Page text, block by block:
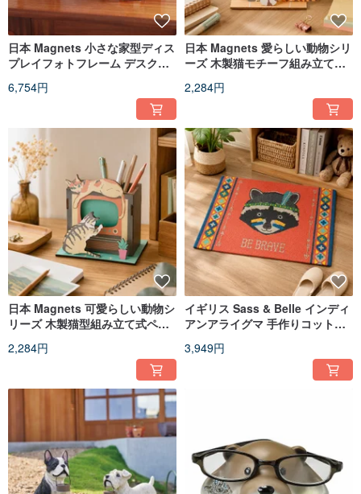
日本 Magnets 小さな家型ディス
プレイフォトフレーム デスクト
チフォトフレーム インテリア雑
6,754円
日本 Magnets 愛らしい動物シリ
ーズ 木製猫モチーフ組み立て式
ーブで暖を取る猫）
2,284円
日本 Magnets 可愛らしい動物シ
リーズ 木製猫型組み立て式ペン
を見ているデザイン）
2,284円
イギリス Sass & Belle インディ
アンアライグマ 手作りコットン
ット
3,949円